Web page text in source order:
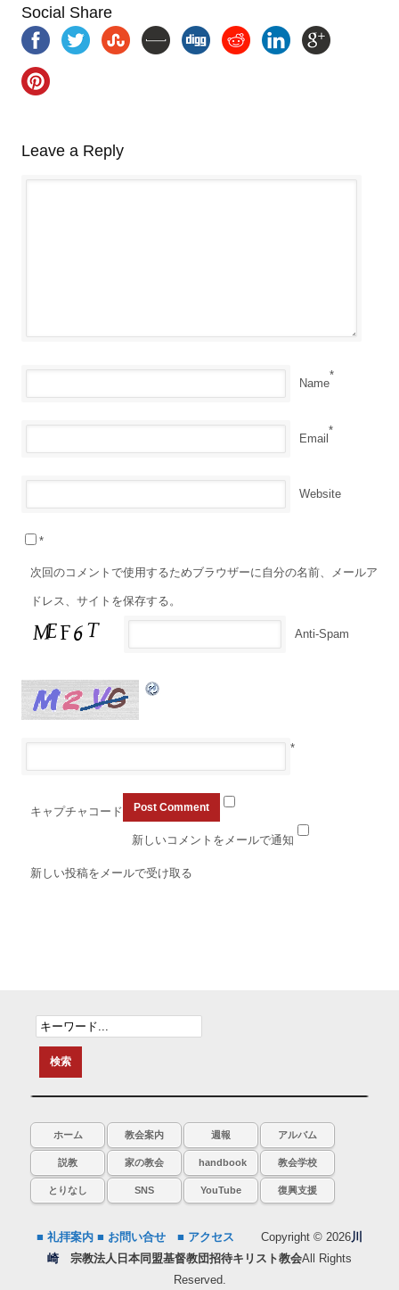
Social Share
Leave a Reply
Name
*
Email
*
Website
次回のコメントで使用するためブラウザーに自分の名前、メールア
ドレス、サイトを保存する。
Anti-Spam
*
キャプチャコード
*
新しいコメントをメールで通知
新しい投稿をメールで受け取る
ホーム 教会案内 週報 アルバム
説教 家の教会 handbook 教会学校
とりなし SNS YouTube 復興支援
■ 礼拝案内 ■ お問い合せ ■ アクセス Copyright © 2026川
崎
宗教法人日本同盟基督教団招待キリスト教会All Rights
Reserved.